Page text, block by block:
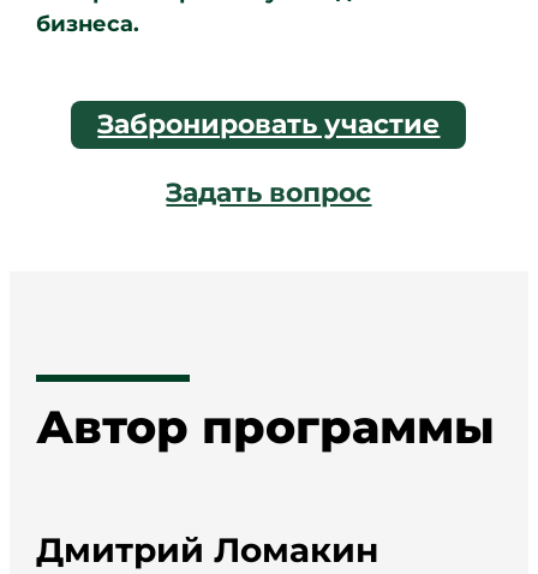
бизнеса.
Забронировать участие
Задать вопрос
Автор программы
Дмитрий Ломакин